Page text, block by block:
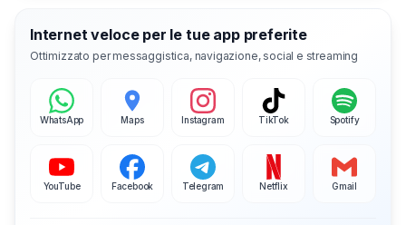
Internet veloce per le tue app preferite
Ottimizzato per messaggistica, navigazione, social e streaming
WhatsApp Maps Instagram TikTok Spotify
YouTube Facebook Telegram Netflix Gmail